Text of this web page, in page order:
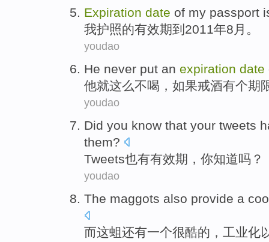
Expiration date of my passport
我护照的有效期到2011年8 月。
youdao
He never put an expiration date
他就这么不喝，如果戒酒有个期
youdao
Did you know that your tweets
them?
Tweets也有有效期 ， 你知道吗？
youdao
The maggots also provide a
而这蛆还有一个很酷的， 工业化